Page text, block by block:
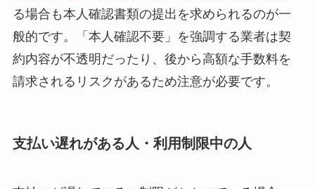
る場合も本人確認書類の提出を求められるのが一
般的です。「本人確認不要」を強調する業者は契
約内容が不透明だったり、後から高額な手数料を
請求されるリスクがあるため注意が必要です。
支払い遅れがある人・利用制限中の人